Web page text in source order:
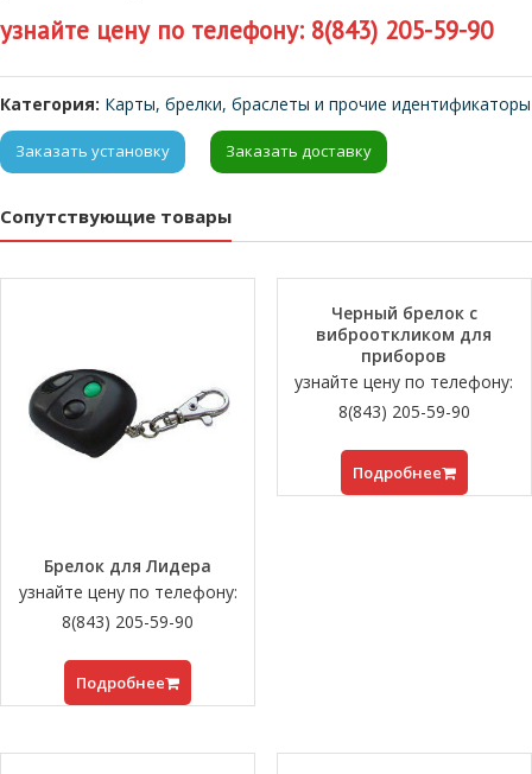
узнайте цену по телефону: 8(843) 205-59-90
Категория: Карты, брелки, браслеты и прочие идентификаторы
Заказать установку Заказать доставку
Сопутствующие товары
Брелок для Лидера
узнайте цену по телефону:
8(843) 205-59-90
Подробнее
Черный брелок с
виброоткликом для
приборов
узнайте цену по телефону:
8(843) 205-59-90
Подробнее